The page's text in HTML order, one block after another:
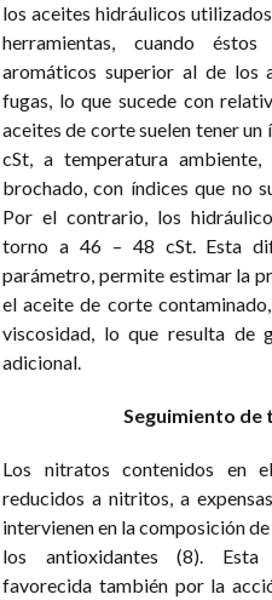
los aceites hidráulicos
herramientas, cuando
aromáticos superior al de los
fugas, lo que sucede con
aceites de corte suelen tener
cSt, a temperatura
brochado, con índices que no
Por el contrario, los
torno a 46 – 48 cSt. Esta
parámetro, permite estimar la
el aceite de corte
viscosidad, lo que resulta de
adicional.
Seguimiento de
Los nitratos contenidos en
reducidos a nitritos, a
intervienen en la composición
los antioxidantes (8). Esta
favorecida también por la